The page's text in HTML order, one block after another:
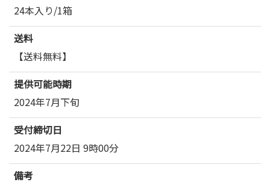
24本入り/1箱
送料
【送料無料】
提供可能時期
2024年7月下旬
受付締切日
2024年7月22日 9時00分
備考